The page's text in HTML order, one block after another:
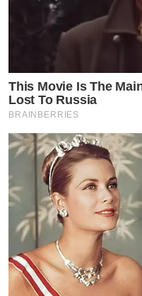
This Movie Is The
Lost To Russia
BRAINBERRIES